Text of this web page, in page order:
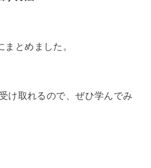
とめました。
け取れるので、ぜひ学んでみ